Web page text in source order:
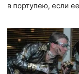
в портупею, если